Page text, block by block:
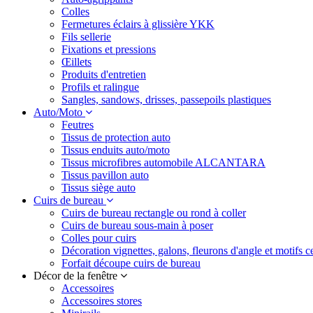
Colles
Fermetures éclairs à glissière YKK
Fils sellerie
Fixations et pressions
Œillets
Produits d'entretien
Profils et ralingue
Sangles, sandows, drisses, passepoils plastiques
Auto/Moto
Feutres
Tissus de protection auto
Tissus enduits auto/moto
Tissus microfibres automobile ALCANTARA
Tissus pavillon auto
Tissus siège auto
Cuirs de bureau
Cuirs de bureau rectangle ou rond à coller
Cuirs de bureau sous-main à poser
Colles pour cuirs
Décoration vignettes, galons, fleurons d'angle et motifs
Forfait découpe cuirs de bureau
Décor de la fenêtre
Accessoires
Accessoires stores